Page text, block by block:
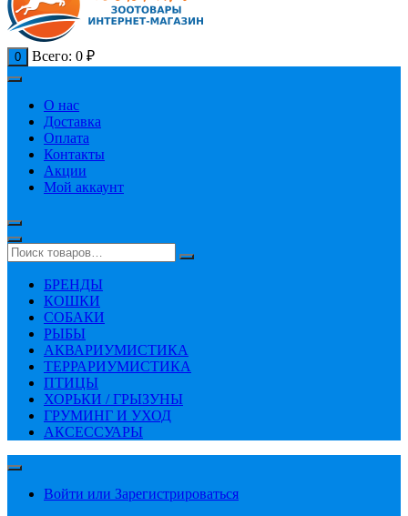
0 Всего: 0 ₽
О нас
Доставка
Оплата
Контакты
Акции
Мой аккаунт
БРЕНДЫ
КОШКИ
СОБАКИ
РЫБЫ
АКВАРИУМИСТИКА
ТЕРРАРИУМИСТИКА
ПТИЦЫ
ХОРЬКИ / ГРЫЗУНЫ
ГРУМИНГ И УХОД
АКСЕССУАРЫ
Войти или Зарегистрироваться